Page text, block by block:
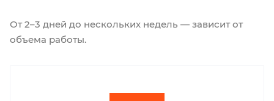
От 2–3 дней до нескольких недель — зависит от
объема работы.